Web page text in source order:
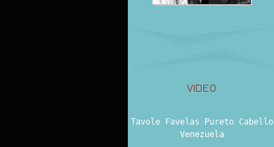
VIDEO
Tavole Favelas Pureto Cabello
Venezuela